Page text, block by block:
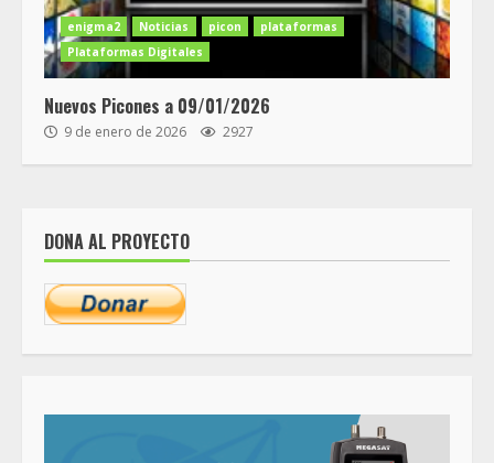
enigma2 Noticias picon
plataformas
Plataformas Digitales
Nuevos Picones a 09/01/2026
9 de enero de 2026 2927
DONA AL PROYECTO